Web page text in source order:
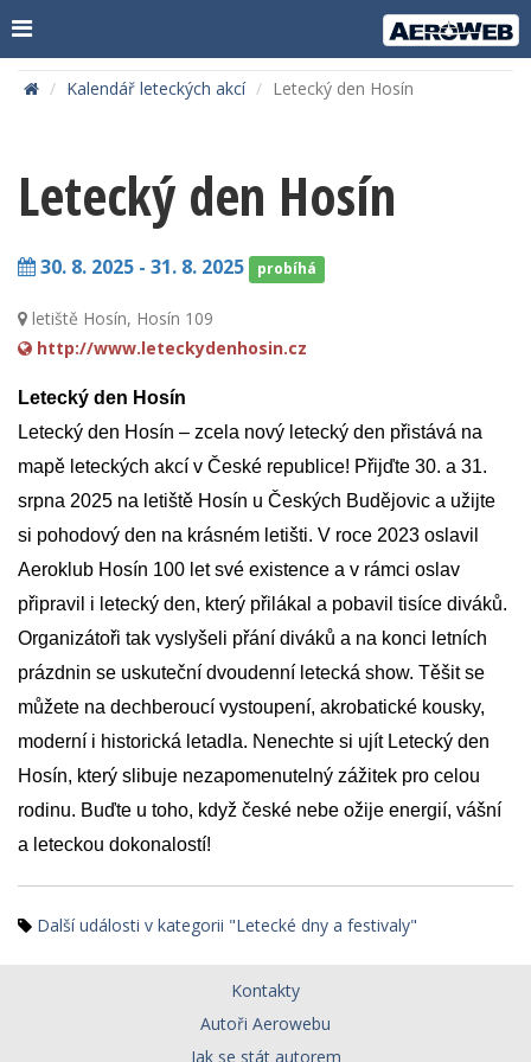
Kalendář leteckých akcí Letecký den Hosín
Letecký den Hosín
30. 8. 2025 - 31. 8. 2025 probíhá
letiště Hosín, Hosín 109
http://www.leteckydenhosin.cz
Letecký den Hosín
Letecký den Hosín – zcela nový letecký den přistává na
mapě leteckých akcí v České republice! Přijďte 30. a 31.
srpna 2025 na letiště Hosín u Českých Budějovic a užijte
si pohodový den na krásném letišti. V roce 2023 oslavil
Aeroklub Hosín 100 let své existence a v rámci oslav
připravil i letecký den, který přilákal a pobavil tisíce diváků.
Organizátoři tak vyslyšeli přání diváků a na konci letních
prázdnin se uskuteční dvoudenní letecká show. Těšit se
můžete na dechberoucí vystoupení, akrobatické kousky,
moderní i historická letadla. Nenechte si ujít Letecký den
Hosín, který slibuje nezapomenutelný zážitek pro celou
rodinu. Buďte u toho, když české nebe ožije energií, vášní
a leteckou dokonalostí!
Další události v kategorii "Letecké dny a festivaly"
Kontakty
Autoři Aerowebu
Jak se stát autorem